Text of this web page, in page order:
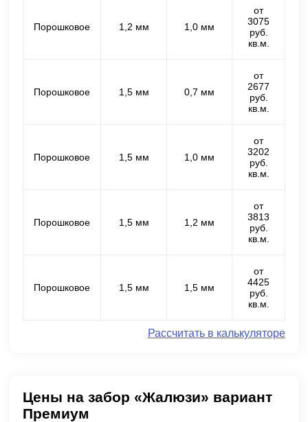
Порошковое 1,2 мм 1,0 мм
от
3075
руб.
кв.м.
Порошковое 1,5 мм 0,7 мм
от
2677
руб.
кв.м.
Порошковое 1,5 мм 1,0 мм
от
3202
руб.
кв.м.
Порошковое 1,5 мм 1,2 мм
от
3813
руб.
кв.м.
Порошковое 1,5 мм 1,5 мм
от
4425
руб.
кв.м.
Рассчитать в калькуляторе
Цены на забор «Жалюзи» вариант
Премиум